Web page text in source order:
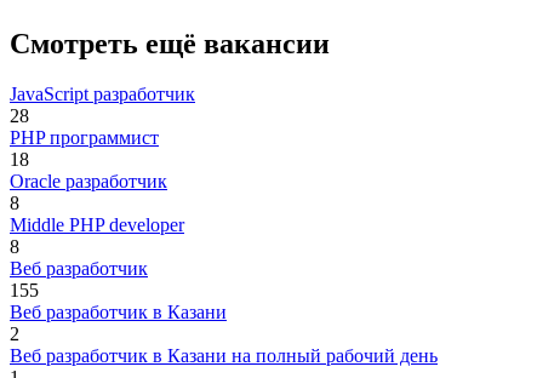
Смотреть ещё вакансии
JavaScript разработчик
28
PHP программист
18
Oracle разработчик
8
Middle PHP developer
8
Веб разработчик
155
Веб разработчик в Казани
2
Веб разработчик в Казани на полный рабочий день